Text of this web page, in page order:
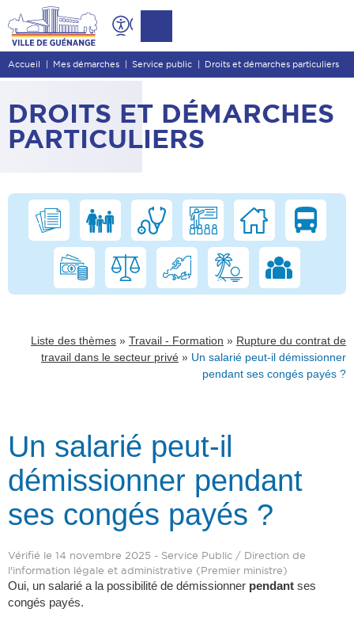
Contenu
Entête de page
Menu principal
Pied de page
Accueil Mes démarches Service public Droits et démarches particuliers
DROITS ET DÉMARCHES
PARTICULIERS
Liste des thèmes » Travail - Formation » Rupture du contrat de
travail dans le secteur privé » Un salarié peut-il démissionner
pendant ses congés payés ?
Un salarié peut-il
démissionner pendant
ses congés payés ?
Vérifié le 14 novembre 2025 - Service Public / Direction de
l'information légale et administrative (Premier ministre)
Oui, un salarié a la possibilité de démissionner pendant ses
congés payés.